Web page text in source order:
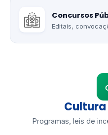
Concursos
Editais,
Programas, leis de